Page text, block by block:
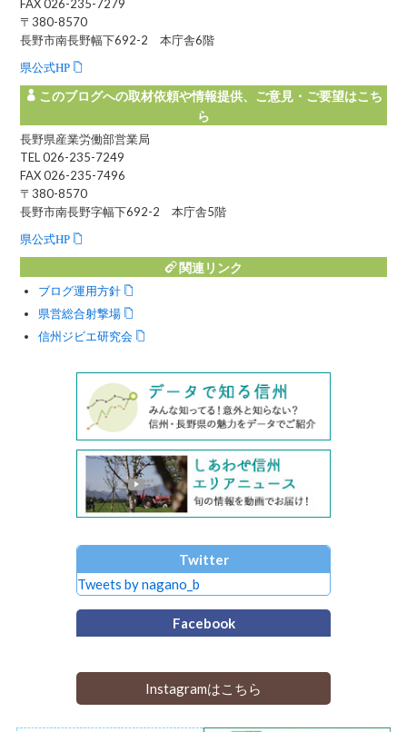
FAX 026-235-7279
〒380-8570
長野市南長野幅下692-2 本庁舎6階
県公式HP
このブログへの取材依頼や情報提供、ご意見・ご要望はこち
ら
長野県産業労働部営業局
TEL 026-235-7249
FAX 026-235-7496
〒380-8570
長野市南長野字幅下692-2 本庁舎5階
県公式HP
関連リンク
ブログ運用方針
県営総合射撃場
信州ジビエ研究会
Twitter
Tweets by nagano_b
Facebook
Instagramはこちら